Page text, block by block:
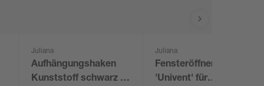
Juliana
Aufhängungshaken
Kunststoff schwarz 4
Juliana
Fensteröffner
'Univent' für